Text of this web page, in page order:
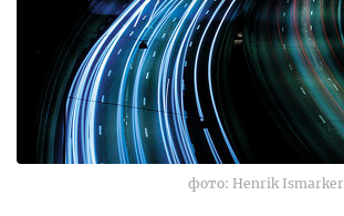
фото: Henrik Ismarker